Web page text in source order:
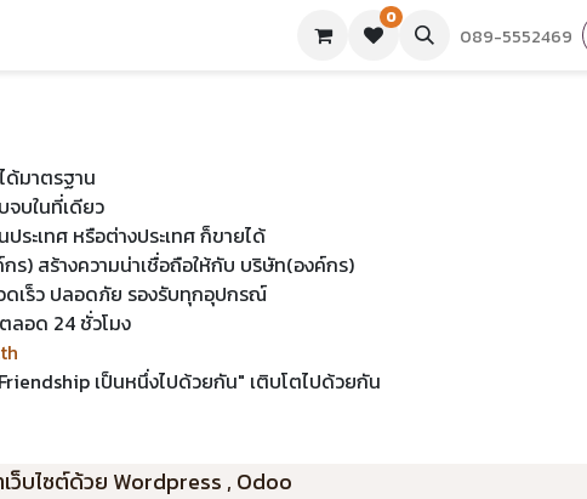
0
089-5552469
ด้มาตรฐาน
บในที่เดียว
ระเทศ หรือต่างประเทศ ก็ขายได้
) สร้างความน่าเชื่อถือให้กับ บริษัท(องค์กร)
ดเร็ว ปลอดภัย รองรับทุกอุปกรณ์
ลอด 24 ชั่วโมง
Friendship เป็นหนึ่งไปด้วยกัน" เติบโตไปด้วยกัน
เว็บไซต์ด้วย Wordpress , Odoo